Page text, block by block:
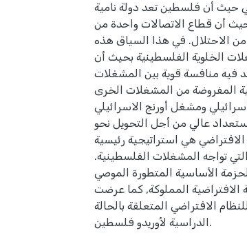
حيث أن فلسطين تعد دولة نامية
أن قطاع الاتصالات واحدة من
من الاحتلال. في هذا السياق هذه
الخلوية الفلسطينية بحيث أن
فيه منافسة قوية بين المشغلات
المفروضة من المشغلات الخرى
ومشغل أورنج الاسرائيلي.
عالي من أجل التحويل نحو
هي استراتيجية رئيسية
تواجه المشغلات الفلسطينية.
الأساسية المتطورة الموصي
الافتراضية المملوكة, كما عرضت
الافتراضي المتعلقة بالحالة
الدراسية لأوريدو فلسطين.